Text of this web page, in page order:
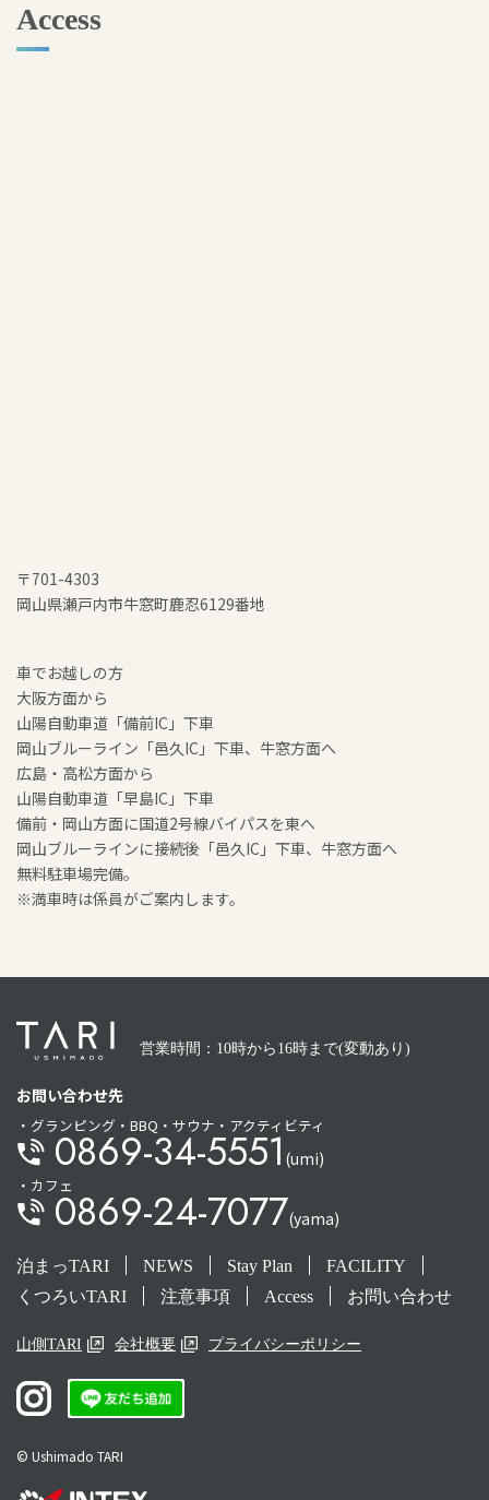
Access
〒701-4303
岡山県瀬戸内市牛窓町鹿忍6129番地
車でお越しの方
大阪方面から
山陽自動車道「備前IC」下車
岡山ブルーライン「邑久IC」下車、牛窓方面へ
広島・高松方面から
山陽自動車道「早島IC」下車
備前・岡山方面に国道2号線バイパスを東へ
岡山ブルーラインに接続後「邑久IC」下車、牛窓方面へ
無料駐車場完備。
※満車時は係員がご案内します。
営業時間：10時から16時まで(変動あり)
お問い合わせ先
・グランピング・BBQ・サウナ・アクティビティ
0869-34-5551 (umi)
・カフェ0869-24-7077(yama)
泊まっTARI NEWS Stay Plan
FACILITY
くつろいTARI
注意事項 Access お問い合わせ
山側TARI 会社概要 プライバシーポリシー
© Ushimado TARI